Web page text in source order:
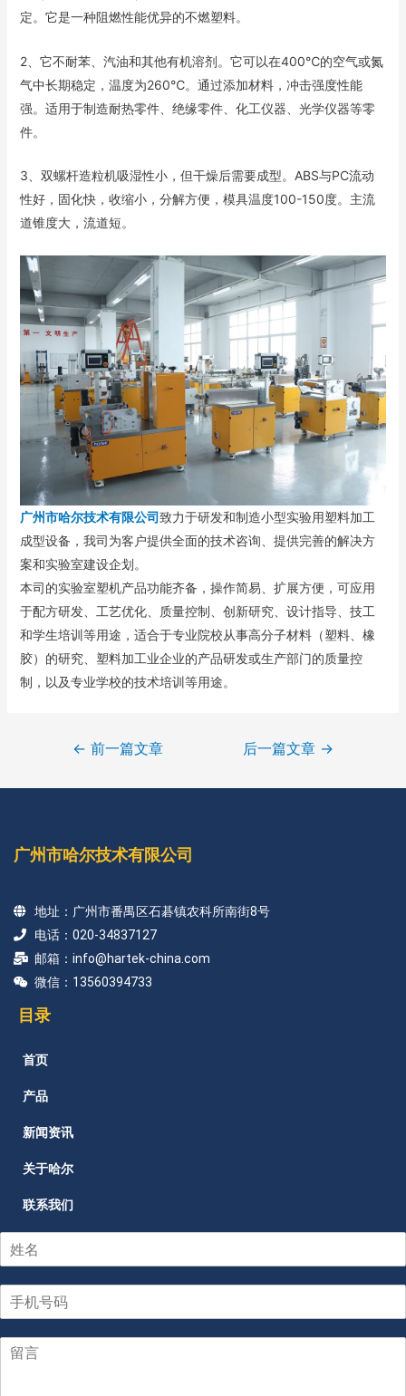
定。它是一种阻燃性能优异的不燃塑料。
2、它不耐苯、汽油和其他有机溶剂。它可以在400℃的空气或氮
气中长期稳定，温度为260℃。通过添加材料，冲击强度性能
强。适用于制造耐热零件、绝缘零件、化工仪器、光学仪器等零
件。
3、双螺杆造粒机吸湿性小，但干燥后需要成型。ABS与PC流动
性好，固化快，收缩小，分解方便，模具温度100-150度。主流
道锥度大，流道短。
广州市哈尔技术有限公司致力于研发和制造小型实验用塑料加工
成型设备，我司为客户提供全面的技术咨询、提供完善的解决方
案和实验室建设企划。
本司的实验室塑机产品功能齐备，操作简易、扩展方便，可应用
于配方研发、工艺优化、质量控制、创新研究、设计指导、技工
和学生培训等用途，适合于专业院校从事高分子材料（塑料、橡
胶）的研究、塑料加工业企业的产品研发或生产部门的质量控
制，以及专业学校的技术培训等用途。
← 前一篇文章 后一篇文章 →
广州市哈尔技术有限公司
地址：广州市番禺区石碁镇农科所南街8号
电话：020-34837127
邮箱：info@hartek-china.com
微信：13560394733
目录
首页
产品
新闻资讯
关于哈尔
联系我们